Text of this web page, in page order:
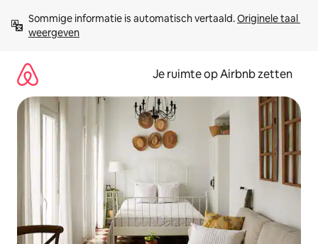
direct
naar
Sommige informatie is automatisch vertaald. Originele taal
weergeven
Je ruimte op Airbnb zetten